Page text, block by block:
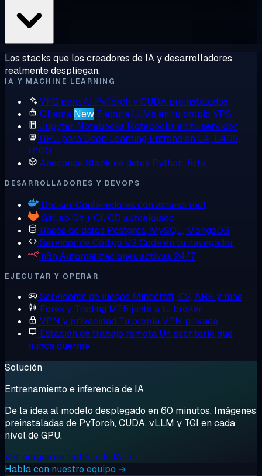
Los stacks que los creadores de IA y desarrolladores
realmente despliegan.
IA Y MACHINE LEARNING
VPS para AI PyTorch y CUDA preinstalados
Ollama New Ejecuta LLMs en tu propio VPS
Jupyter Notebooks Notebooks en tu servidor
GPU para Deep Learning Entrena en L4, L40S,
H100
AnacondaStack de datos Python, lista
DESARROLLADORES Y DEVOPS
Docker Contenedores con acceso root
GitLab Git + CI/CD autoalojado
Bases de datos Postgres, MySQL, MongoDB
Servidor de Código VS Code en tu navegador
n8n Automatizaciones activas 24/7
EJECUTAR Y OPERAR
Servidores de juegos Minecraft, CS, ARK y más
Forex y Trading MT5 junto a tu bróker
VPN y privacidad Tu propia VPN privada
Estación de trabajo remota Un escritorio que
nunca duerme
Solución
Entrenamiento e inferencia de IA
De la idea al modelo desplegado en 60 minutos. Imágenes
preinstaladas de PyTorch, CUDA, vLLM y TGI en cada
nivel de GPU.
Ver cargas de trabajo de IA →
Habla con nuestro equipo →